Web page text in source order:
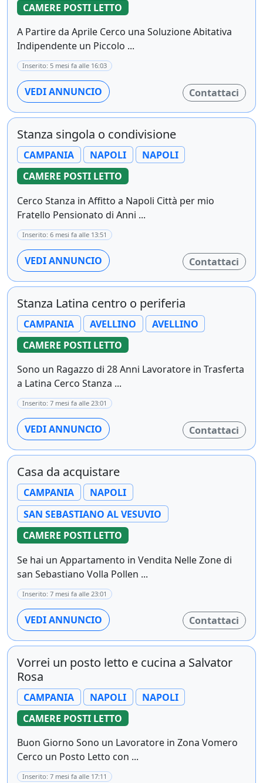
CAMERE POSTI LETTO
A Partire da Aprile Cerco una Soluzione Abitativa
Indipendente un Piccolo ...
Inserito: 5 mesi fa alle 16:03
VEDI ANNUNCIO Contattaci
Stanza singola o condivisione
CAMPANIA NAPOLI
NAPOLI
CAMERE POSTI LETTO
Cerco Stanza in Affitto a Napoli Città per mio
Fratello Pensionato di Anni ...
Inserito: 6 mesi fa alle 13:51
VEDI ANNUNCIO Contattaci
Stanza Latina centro o periferia
CAMPANIA AVELLINO
AVELLINO
CAMERE POSTI LETTO
Sono un Ragazzo di 28 Anni Lavoratore in Trasferta
a Latina Cerco Stanza ...
Inserito: 7 mesi fa alle 23:01
VEDI ANNUNCIO Contattaci
Casa da acquistare
CAMPANIA
NAPOLI
SAN SEBASTIANO AL VESUVIO
CAMERE POSTI LETTO
Se hai un Appartamento in Vendita Nelle Zone di
san Sebastiano Volla Pollen ...
Inserito: 7 mesi fa alle 23:01
VEDI ANNUNCIO Contattaci
Vorrei un posto letto e cucina a Salvator
Rosa
CAMPANIA NAPOLI
NAPOLI
CAMERE POSTI LETTO
Buon Giorno Sono un Lavoratore in Zona Vomero
Cerco un Posto Letto con ...
Inserito: 7 mesi fa alle 17:11